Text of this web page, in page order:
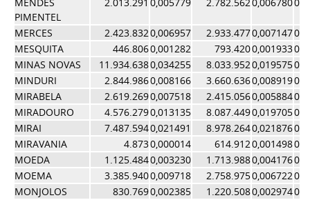
PIMENTEL
MERCES 2.423.8320,006957 2.933.4770,007147
MESQUITA
446.8060,001282 793.4200,001933
MINAS NOVAS
11.934.6380,034255 8.033.9520,019575
MINDURI
2.844.9860,008166 3.660.6360,008919
MIRABELA
2.619.2690,007518 2.415.0560,005884
MIRADOURO
4.576.2790,013135 8.087.4490,019705
MIRAI
7.487.5940,021491 8.978.2640,021876
MIRAVANIA
4.8730,000014 614.9120,001498
MOEDA
1.125.4840,003230 1.713.9880,004176
MOEMA
3.385.9400,009718 2.758.9750,006722
MONJOLOS
830.7690,002385 1.220.5080,002974